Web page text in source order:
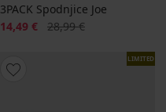
3PACK Spodnjice Joe
Popust
14,49 € Prvotna cena
28,99 €
LIMITED